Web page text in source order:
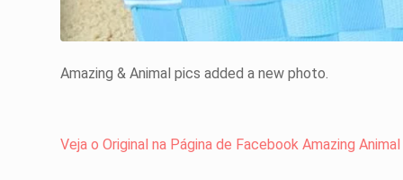
Amazing & Animal pics added a new photo.
Veja o Original na Página de Facebook Amazing